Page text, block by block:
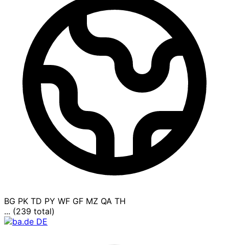
BG PK TD PY WF GF MZ QA TH
... (239 total)